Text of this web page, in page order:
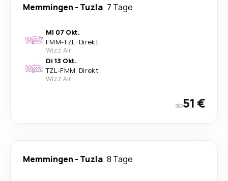
Memmingen - Tuzla 7 Tage
Mi 07 Okt.
FMM-TZL· Direkt
Wizz Air
Di 13 Okt.
TZL-FMM· Direkt
Wizz Air
ab51 €
Memmingen - Tuzla 8 Tage